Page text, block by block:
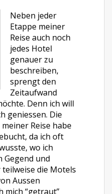
Neben jeder
Etappe meiner
Reise auch noch
jedes Hotel
genauer zu
beschreiben,
sprengt den
Zeitaufwand
Denn ich will
geniessen. Die
Reise habe
da ich oft
wo ich
Gegend und
die Motels
Aussen
mich “getraut”